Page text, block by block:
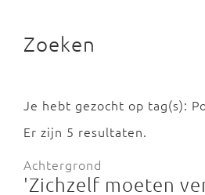
Zoeken
Je hebt gezocht op tag(s):
Er zijn 5 resultaten.
Achtergrond
'Zichzelf moeten